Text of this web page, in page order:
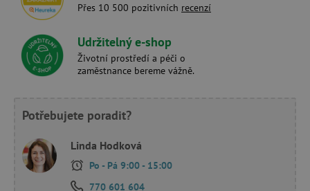
Přes 10 500 pozitivních recenzí
Udržitelný e-shop
Životní prostředí a péči o
zaměstnance bereme vážně.
Potřebujete poradit?
Linda Hodková
Po - Pá 9:00 - 15:00
770 601 604